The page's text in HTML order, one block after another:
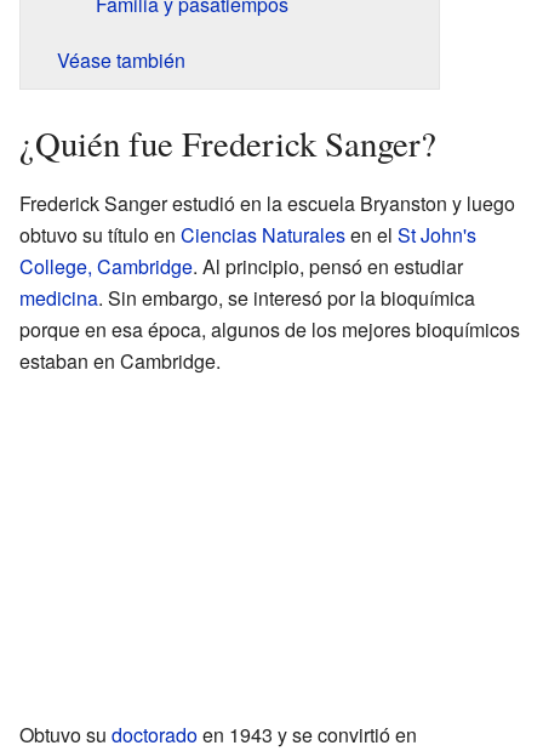
Véase también
¿Quién fue Frederick Sanger?
Frederick Sanger estudió en la escuela Bryanston y luego
obtuvo su título en Ciencias Naturalesen el St John's
College, Cambridge. Al principio, pensó en estudiar
medicina. Sin embargo, se interesó por la bioquímica
porque en esa época, algunos de los mejores bioquímicos
estaban en Cambridge.
Obtuvo su doctoradoen 1943 y se convirtió en